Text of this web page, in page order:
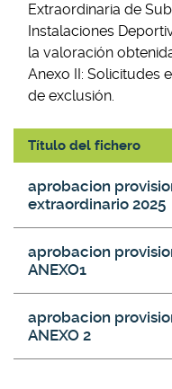
Extraordinaria de
Instalaciones
la valoración
Anexo II: Solicitudes
de exclusión.
EXTRAORDINARIA
Título del fichero
aprobacion
extraordinario 2025
aprobacion
ANEXO1
aprobacion
ANEXO 2